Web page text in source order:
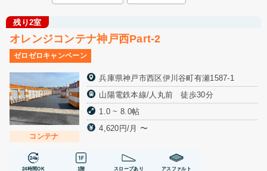
残り2室
オレンジコンテナ神戸西Part-2
ゼロゼロキャンペーン
コンテナ
兵庫県神戸市西区伊川谷町有瀬1587-1
山陽電鉄本線/人丸前 徒歩30分
1.0 ~ 8.0帖
4,620円/月 〜
24時間OK 1階 スロープあり アスファルト